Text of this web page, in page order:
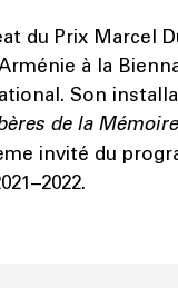
du Prix Marcel
à la
Son
de la Mémoire
invité du